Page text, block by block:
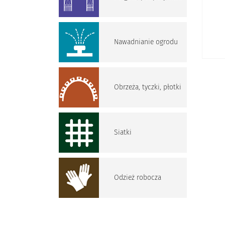
Nawadnianie ogrodu
Obrzeża, tyczki, płotki
Siatki
Odzież robocza